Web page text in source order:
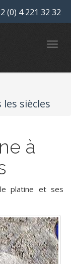
(0) 4 221 32 32
siècles
à
platine et ses